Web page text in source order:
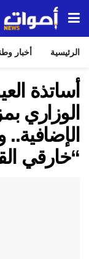
الرئيسية أخبار
أساتذة
الوزاري
الإضافية..
“خارقي